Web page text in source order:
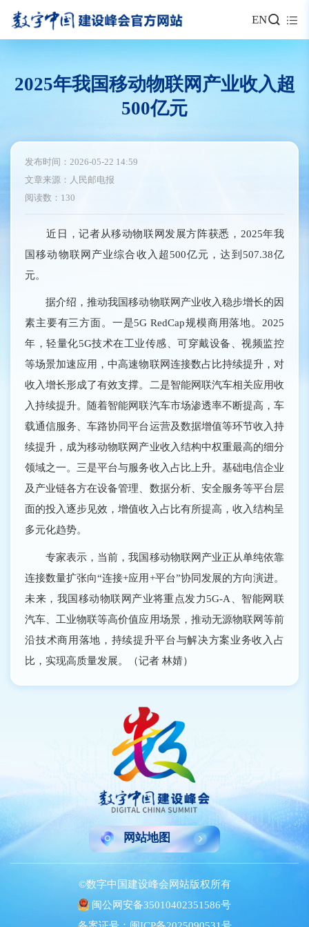
EN
2025年我国移动物联网产业收入超
500亿元
发布时间：2026-05-22 14:59
文章来源：人民邮电报
阅读数：130
近日，记者从移动物联网发展方阵获悉，2025年我
国移动物联网产业综合收入超500亿元，达到507.38亿
元。
据介绍，推动我国移动物联网产业收入稳步增长的因
素主要有三方面。一是5G RedCap规模商用落地。2025
年，轻量化5G技术在工业传感、可穿戴设备、视频监控
等场景加速应用，中高速物联网连接数占比持续提升，对
收入增长形成了有效支撑。二是智能网联汽车相关应用收
入持续提升。随着智能网联汽车市场渗透率不断提高，车
载通信服务、车路协同平台运营及数据增值等环节收入持
续提升，成为移动物联网产业收入结构中权重最高的细分
领域之一。三是平台与服务收入占比上升。基础电信企业
及产业链各方在设备管理、数据分析、安全服务等平台层
面的投入逐步见效，增值收入占比有所提高，收入结构呈
多元化趋势。
专家表示，当前，我国移动物联网产业正从单纯依靠
连接数量扩张向“连接+应用+平台”协同发展的方向演进。
未来，我国移动物联网产业将重点发力5G-A、智能网联
汽车、工业物联等高价值应用场景，推动无源物联网等前
沿技术商用落地，持续提升平台与解决方案业务收入占
比，实现高质量发展。（记者 林婧）
网站地图
©数字中国建设峰会网站版权所有
闽公网安备35010402351586号